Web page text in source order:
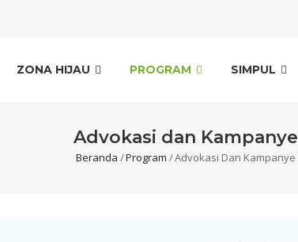
navigation
ZONA HIJAU PROGRAM SIMPUL
Advokasi dan Kampanye
Beranda /Program /Advokasi Dan Kampanye